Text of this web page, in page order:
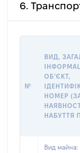
6.
№
ВИД,
ОБʼЄКТ,
НОМЕР
НАБУТТЯ
Вид майна: